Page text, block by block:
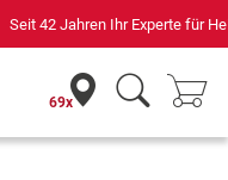
Heimfitness
69x